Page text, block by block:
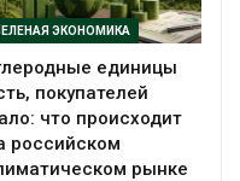
ЭКОНОМИКА
единицы
покупателей
что происходит
российском
рынке